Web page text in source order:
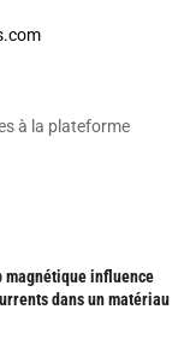
à la plateforme
magnétique influence
dans un matériau